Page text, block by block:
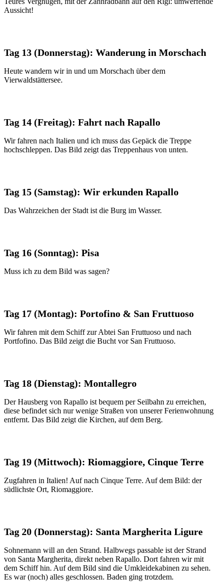
Aussicht!
Tag 13 (Donnerstag): Wanderung in Morschach
Heute wandern wir in und um Morschach über dem
Vierwaldstättersee.
Tag 14 (Freitag): Fahrt nach Rapallo
Wir fahren nach Italien und ich muss das Gepäck die Treppe
hochschleppen. Das Bild zeigt das Treppenhaus von unten.
Tag 15 (Samstag): Wir erkunden Rapallo
Das Wahrzeichen der Stadt ist die Burg im Wasser.
Tag 16 (Sonntag): Pisa
Muss ich zu dem Bild was sagen?
Tag 17 (Montag): Portofino & San Fruttuoso
Wir fahren mit dem Schiff zur Abtei San Fruttuoso und nach
Portfofino. Das Bild zeigt die Bucht vor San Fruttuoso.
Tag 18 (Dienstag): Montallegro
Der Hausberg von Rapallo ist bequem per Seilbahn zu erreichen,
diese befindet sich nur wenige Straßen von unserer Ferienwohnung
entfernt. Das Bild zeigt die Kirchen, auf dem Berg.
Tag 19 (Mittwoch): Riomaggiore, Cinque Terre
Zugfahren in Italien! Auf nach Cinque Terre. Auf dem Bild: der
südlichste Ort, Riomaggiore.
Tag 20 (Donnerstag): Santa Margherita Ligure
Sohnemann will an den Strand. Halbwegs passable ist der Strand
von Santa Margherita, direkt neben Rapallo. Dort fahren wir mit
dem Schiff hin. Auf dem Bild sind die Umkleidekabinen zu sehen.
Es war (noch) alles geschlossen. Baden ging trotzdem.